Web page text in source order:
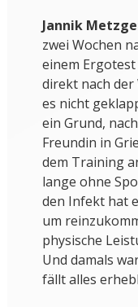
Jannik
zwei Wochen
einem
direkt nach der
es nicht
ein Grund,
Freundin in
dem Training
lange ohne
den Infekt hat
um
physische
Und damals
fällt alles